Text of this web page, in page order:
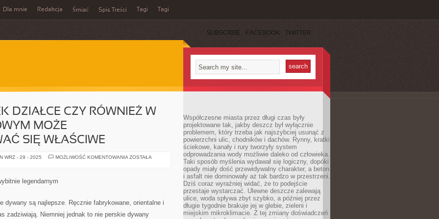
Dla mnie Redakcja Śmiać Spis Treści Tagi Tagi
SUBSCRIBE FACEBOOK TWITTER
DZIAŁCE CZY RÓWNIEŻ W
MOŻE
SIĘ WŁAŚCIWE
WRZ - 29 - 2025 MOŻLIWOŚĆ KOMENTOWANIA NA
MOŻE
ZAGOSPODAROWAĆ
WŁAŚCIWE
ZOSTAŁA
legendarnym
dywany są najlepsze. Ręcznie fabrykowane, orientalne i
zadziwiają. Niemniej jednak to nie perskie dywany
Współczesne miasta przez długi czas były
projektowane tak, jakby deszcz był wyłącznie
problemem, który trzeba jak najszybciej usunąć z
powierzchni ulic, chodników i dachów. Rynny, kratki
ściekowe, kanały i rury tworzyły system
odprowadzania wody możliwie daleko od człowieka.
Taki sposób myślenia wydawał się logiczny, dopóki
opady miały dość przewidywalny charakter, a beton
i asfalt nie dominowały aż tak bardzo w przestrzeni.
Dziś coraz wyraźniej widać, że to podejście
przestaje wystarczać. Ulewne deszcze zalewają
ulice, woda spływa zbyt szybko, a później przez
długie tygodnie brakuje jej w glebie, zieleni i
miejskim mikroklimacie. Z tej zmiany doświadczeń